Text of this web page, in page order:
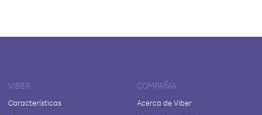
VIBER
Características
COMPAÑÍA
Acerca de Viber